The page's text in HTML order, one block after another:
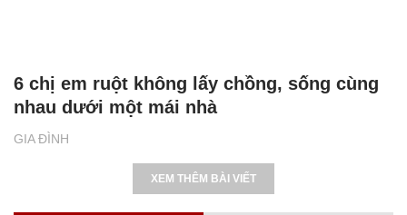
GIA ĐÌNH
6 chị em ruột không lấy chồng, sống cùng
nhau dưới một mái nhà
XEM THÊM BÀI VIẾT